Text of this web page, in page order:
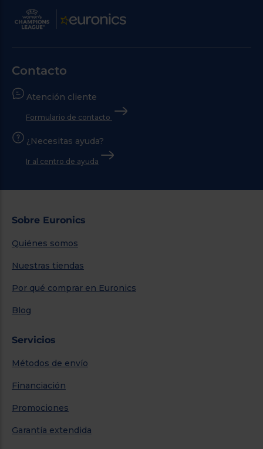
Contacto
Atención cliente
Formulario de contacto
¿Necesitas ayuda?
Ir al centro de ayuda
Sobre Euronics
Quiénes somos
Nuestras tiendas
Por qué comprar en Euronics
Blog
Servicios
Métodos de envío
Financiación
Promociones
Garantía extendida